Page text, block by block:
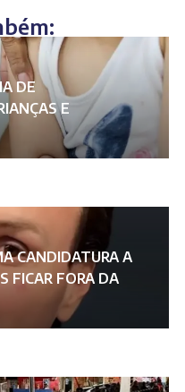
DE
E
CANDIDATURA A
FICAR FORA DA